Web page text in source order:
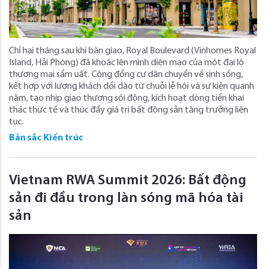
Chỉ hai tháng sau khi bàn giao, Royal Boulevard (Vinhomes Royal
Island, Hải Phòng) đã khoác lên mình diện mạo của một đại lộ
thương mại sầm uất. Cộng đồng cư dân chuyển về sinh sống,
kết hợp với lượng khách dồi dào từ chuỗi lễ hội và sự kiện quanh
năm, tạo nhịp giao thương sôi động, kích hoạt dòng tiền khai
thác thực tế và thúc đẩy giá trị bất động sản tăng trưởng liên
tục.
Bản sắc Kiến trúc
Vietnam RWA Summit 2026: Bất động
sản đi đầu trong làn sóng mã hóa tài
sản